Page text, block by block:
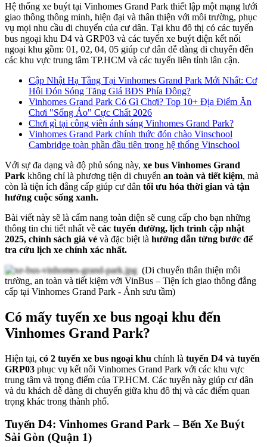
Hệ thống xe buýt tại Vinhomes Grand Park thiết lập một mạng lưới
giao thông thông minh, hiện đại và thân thiện với môi trường, phục
vụ mọi nhu cầu di chuyển của cư dân. Tại khu đô thị có các tuyến
bus ngoại khu D4 và GRP03 và các tuyến xe buýt điện kết nối
ngoại khu gồm: 01, 02, 04, 05 giúp cư dân dễ dàng di chuyển đến
các khu vực trung tâm TP.HCM và các tuyến liên tỉnh lân cận.
Cập Nhật Hạ Tầng Tại Vinhomes Grand Park Mới Nhất: Cơ
Hội Đón Sóng Tăng Giá BĐS Phía Đông?
Vinhomes Grand Park Có Gì Chơi? Top 10+ Địa Điểm Ăn
Chơi "Sống Ảo" Cực Chất 2026
Chơi gì tại công viên ánh sáng Vinhomes Grand Park?
Vinhomes Grand Park chính thức đón chào Vinschool
Cambridge toàn phần đầu tiên trong hệ thống Vinschool
Với sự đa dạng và độ phủ sóng này, xe bus Vinhomes Grand
Park không chỉ là phương tiện di chuyển an toàn và tiết kiệm, mà
còn là tiện ích đẳng cấp giúp cư dân tối ưu hóa thời gian và tận
hưởng cuộc sống xanh.
Bài viết này sẽ là cẩm nang toàn diện sẽ cung cấp cho bạn những
thông tin chi tiết nhất về các tuyến đường, lịch trình cập nhật
2025, chính sách giá vé và đặc biệt là hướng dẫn từng bước để
tra cứu lịch xe chính xác nhất.
(Di chuyển thân thiện môi
trường, an toàn và tiết kiệm với VinBus – Tiện ích giao thông đẳng
cấp tại Vinhomes Grand Park - Ảnh sưu tầm)
Có mấy tuyến xe bus ngoại khu đến
Vinhomes Grand Park?
Hiện tại, có 2 tuyến xe bus ngoại khu chính là tuyến D4 và tuyến
GRP03 phục vụ kết nối Vinhomes Grand Park với các khu vực
trung tâm và trọng điểm của TP.HCM. Các tuyến này giúp cư dân
và du khách dễ dàng di chuyển giữa khu đô thị và các điểm quan
trọng khác trong thành phố.
Tuyến D4: Vinhomes Grand Park – Bến Xe Buýt
Sài Gòn (Quận 1)